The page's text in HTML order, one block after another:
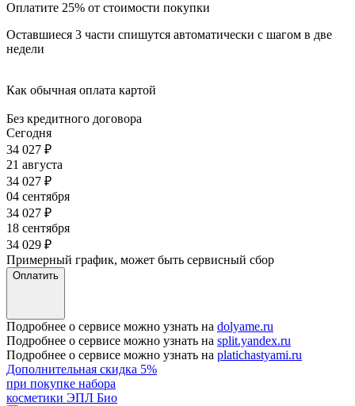
Оплатите 25% от стоимости покупки
Оставшиеся 3 части спишутся автоматически с шагом в две
недели
Как обычная оплата картой
Без кредитного договора
Сегодня
34 027 ₽
21 августа
34 027 ₽
04 сентября
34 027 ₽
18 сентября
34 029 ₽
Примерный график, может быть сервисный сбор
Оплатить
Подробнее о сервисе можно узнать на dolyame.ru
Подробнее о сервисе можно узнать на split.yandex.ru
Подробнее о сервисе можно узнать на platichastyami.ru
Дополнительная скидка 5%
при покупке набора
косметики ЭПЛ Био